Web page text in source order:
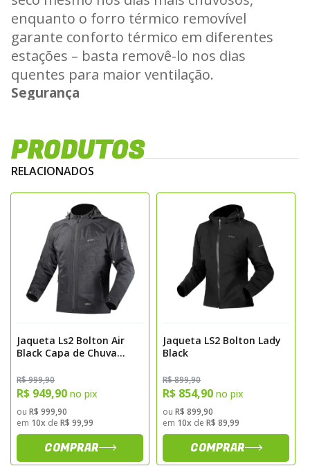
enquanto o forro térmico removível
garante conforto térmico em diferentes
estações – basta removê-lo nos dias
quentes para maior ventilação.
Segurança
ombros e cotovelos (EN1621-1:2012 – Nível
1), oferece excelente proteção para uso
urbano ou rodoviário, com ajuste de altura
nos cotovelos para melhor encaixe.
Também é compatível com protetor de
tórax LS2 CE e protetor de coluna LS2 851
Nível 2 (vendidos separadamente),
ampliando ainda mais o nível de segurança.
Design e Funcionalidade
botão, que mantém a jaqueta firme ao
corpo durante a pilotagem, sem atrapalhar
os movimentos ou a visibilidade. Com visual
moderno e casual, é perfeita para uso
diário, especialmente nas estações de
outono e primavera.
Detalhes e Conforto
PRODUTOS
RELACIONADOS
Jaqueta Ls2 Bolton Air
Black Capa de Chuva
R$ 999,90
R$ 949,90 no pix
ou R$ 999,90
em 10x de R$ 99,99
COMPRAR
Jaqueta LS2 Bolton Lady
Black
R$ 899,90
R$ 854,90 no pix
ou R$ 899,90
em 10x de R$ 89,99
COMPRAR